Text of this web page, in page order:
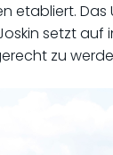
etabliert.
setzt auf
zu